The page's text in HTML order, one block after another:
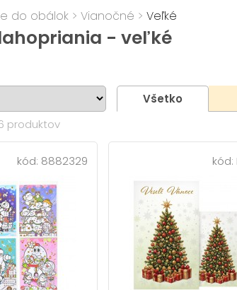
do obálok > Vianočné > Veľké
- veľké
Všetko
produktov
kód: 8882329 kód: